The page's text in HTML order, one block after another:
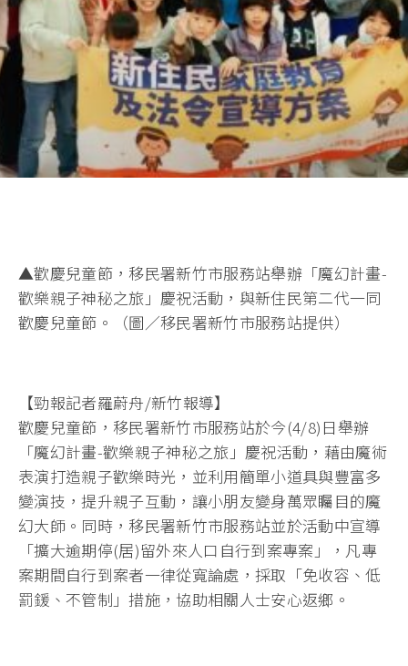
▲歡慶兒童節，移民署新竹市服務站舉辦「魔幻計畫-
歡樂親子神秘之旅」慶祝活動，與新住民第二代一同
歡慶兒童節。（圖／移民署新竹市服務站提供）
【勁報記者羅蔚舟/新竹報導】
歡慶兒童節，移民署新竹市服務站於今(4/8)日舉辦
「魔幻計畫-歡樂親子神秘之旅」慶祝活動，藉由魔術
表演打造親子歡樂時光，並利用簡單小道具與豐富多
變演技，提升親子互動，讓小朋友變身萬眾矚目的魔
幻大師。同時，移民署新竹市服務站並於活動中宣導
「擴大逾期停(居)留外來人口自行到案專案」，凡專
案期間自行到案者一律從寬論處，採取「免收容、低
罰鍰、不管制」措施，協助相關人士安心返鄉。